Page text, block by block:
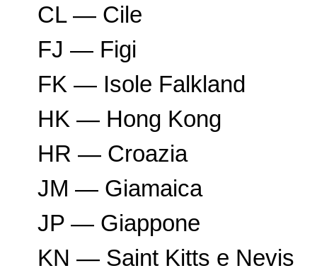
CL — Cile
FJ — Figi
FK — Isole Falkland
HK — Hong Kong
HR — Croazia
JM — Giamaica
JP — Giappone
KN — Saint Kitts e Nevis